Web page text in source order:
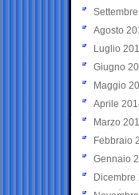
Agosto
Luglio
Giugno
Maggio
Aprile
Marzo
Febbraio
Gennaio
Dicembre